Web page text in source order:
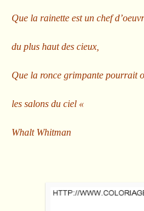
Que la rainette est un chef
du plus haut des cieux,
Que la ronce grimpante pourrait
les salons du ciel «
Whalt Whitman